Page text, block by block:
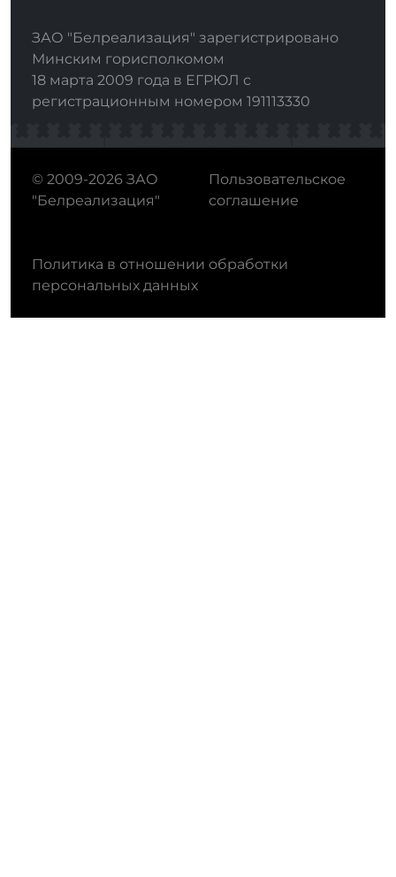
ЗАО "Белреализация" зарегистрировано
Минским горисполкомом
18 марта 2009 года в ЕГРЮЛ с
регистрационным номером 191113330
© 2009-2026 ЗАО
"Белреализация"
Пользовательское
соглашение
Политика в отношении обработки
персональных данных